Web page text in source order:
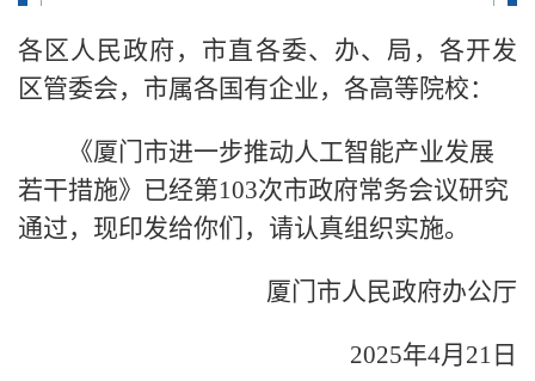
各区人民政府，市直各委、办、局，各开发
区管委会，市属各国有企业，各高等院校：
《厦门市进一步推动人工智能产业发展
若干措施》已经第103次市政府常务会议研究
通过，现印发给你们，请认真组织实施。
厦门市人民政府办公厅
2025年4月21日